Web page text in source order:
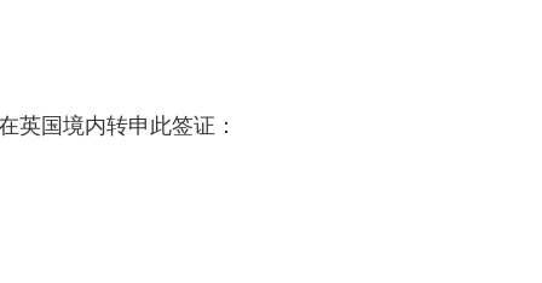
英国境内转申此签证：